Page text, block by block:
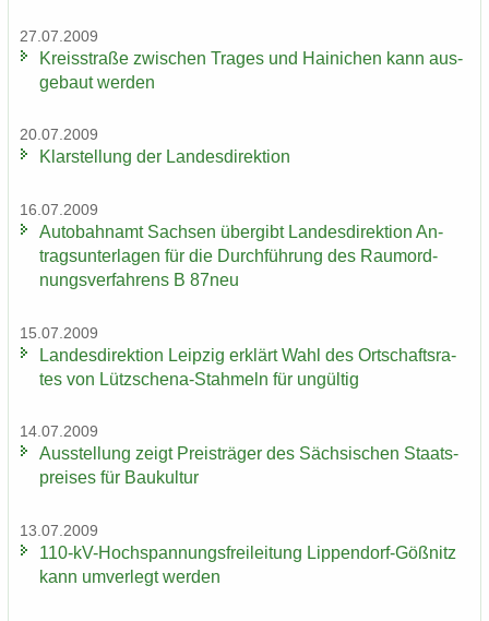
27.07.2009
Kreis­stra­ße zwi­schen Tra­ges und Hai­ni­chen kann aus­
ge­baut wer­den
20.07.2009
Klar­stel­lung der Lan­des­di­rek­ti­on
16.07.2009
Au­to­bahn­amt Sach­sen über­gibt Lan­des­di­rek­ti­on An­
trags­un­ter­la­gen für die Durch­füh­rung des Raum­ord­
nungs­ver­fah­rens B 87neu
15.07.2009
Lan­des­di­rek­ti­on Leip­zig er­klärt Wahl des Ort­schafts­ra­
tes von Lützschena-​Stahmeln für un­gül­tig
14.07.2009
Aus­stel­lung zeigt Preis­trä­ger des Säch­si­schen Staats­
prei­ses für Bau­kul­tur
13.07.2009
110-​kV-Hochspannungsfreileitung Lippendorf-​Gößnitz
kann um­ver­legt wer­den